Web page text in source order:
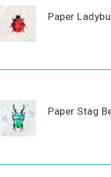
Paper
Paper Stag